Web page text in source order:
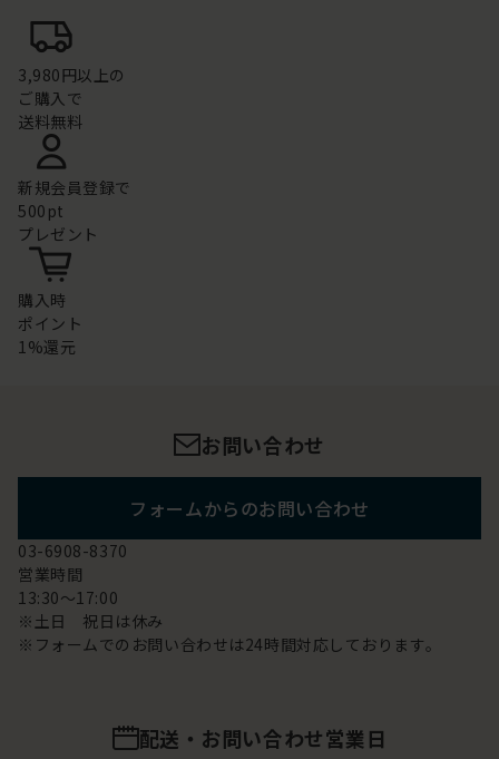
3,980円以上の
ご購入で
送料無料
新規会員登録で
500pt
プレゼント
購入時
ポイント
1%還元
お問い合わせ
フォームからのお問い合わせ
03-6908-8370
営業時間
13:30～17:00
※土日 祝日は休み
※フォームでのお問い合わせは24時間対応しております。
配送・お問い合わせ営業日